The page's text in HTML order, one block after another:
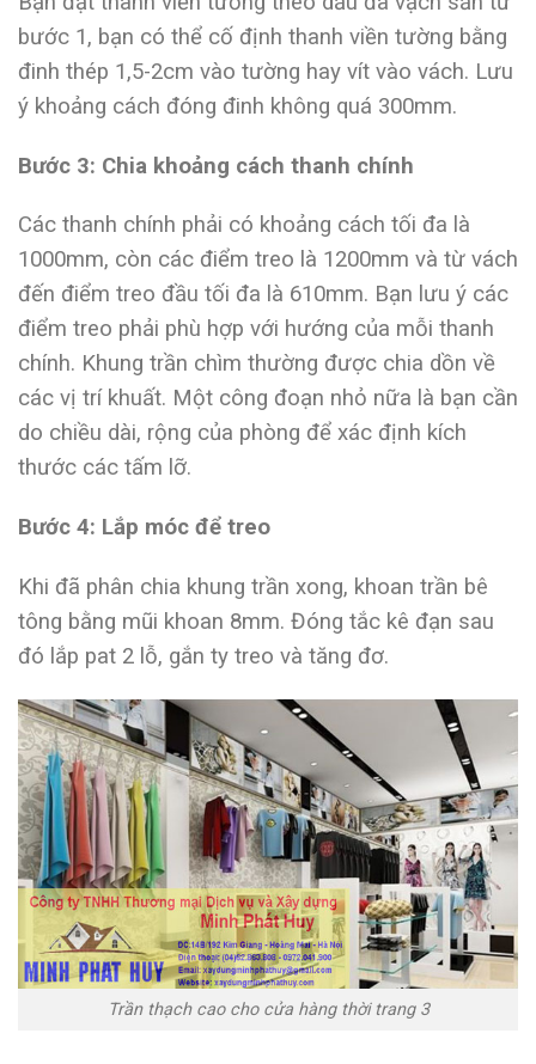
bước 1, bạn có thể cố định thanh viền tường bằng
đinh thép 1,5-2cm vào tường hay vít vào vách. Lưu
ý khoảng cách đóng đinh không quá 300mm.
Bước 3: Chia khoảng cách thanh chính
Các thanh chính phải có khoảng cách tối đa là
1000mm, còn các điểm treo là 1200mm và từ vách
đến điểm treo đầu tối đa là 610mm. Bạn lưu ý các
điểm treo phải phù hợp với hướng của mỗi thanh
chính. Khung trần chìm thường được chia dồn về
các vị trí khuất. Một công đoạn nhỏ nữa là bạn cần
do chiều dài, rộng của phòng để xác định kích
thước các tấm lỡ.
Bước 4: Lắp móc để treo
Khi đã phân chia khung trần xong, khoan trần bê
tông bằng mũi khoan 8mm. Đóng tắc kê đạn sau
đó lắp pat 2 lỗ, gắn ty treo và tăng đơ.
Trần thạch cao cho cửa hàng thời trang 3